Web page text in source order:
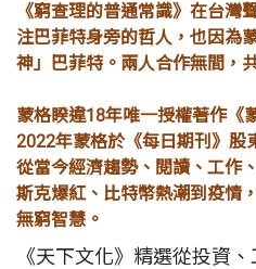
《窮查理的普通常識》在台灣
注巴菲特身旁的哲人，也因為
神」巴菲特。兩人合作無間，
蒙格睽違18年唯一授權著作《
2022年蒙格於《每日期刊》股
從當今經濟趨勢、閱讀、工作
斯克爆紅、比特幣熱潮到疫情
無窮智慧。
《天下文化》精選從投資